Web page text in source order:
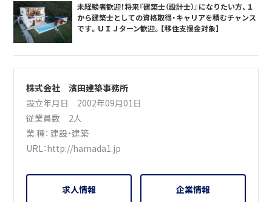
未経験者歓迎！将来『建築士（設計士）』になりたい方、１
から建築士としての資格取得・キャリアを積むチャンス
です。ＵＩＪターン歓迎。【移住支援金対象】
株式会社 濱田建築事務所
設立年月日 2002年09月01日
従業員数 2人
業 種：建設・建築
URL：http://hamada1.jp
求人情報 企業情報